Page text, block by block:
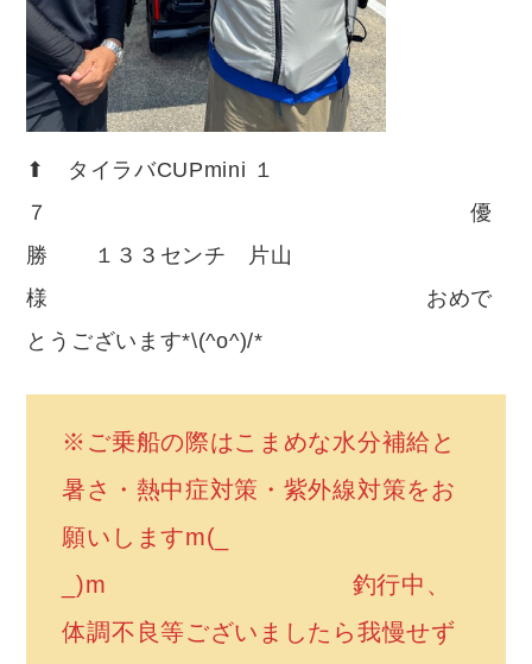
⬆︎ タイラバCUPmini １
７ 優
勝 １３３センチ 片山
様 おめで
とうございます*\(^o^)/*
※ご乗船の際はこまめな水分補給と
暑さ・熱中症対策・紫外線対策をお
願いしますm(_
_)m 釣行中、
体調不良等ございましたら我慢せず